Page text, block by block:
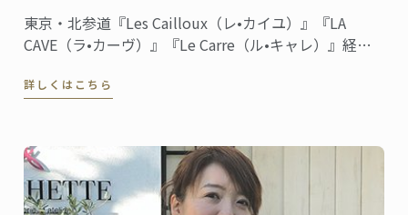
東京・北参道『Les Cailloux（レ•カイユ）』『LA
CAVE（ラ•カーヴ）』『Le Carre（ル•キャレ）』経
詳しくはこちら